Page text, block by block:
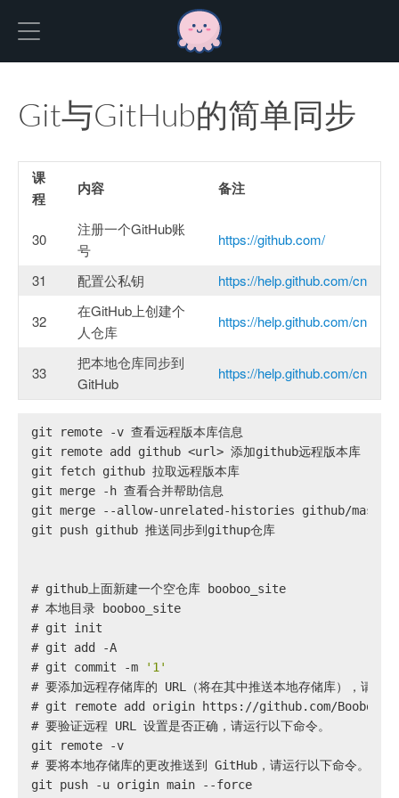
Git与GitHub的简单同步
课
程
内容 备注
30
注册一个GitHub账
号
https://github.com/
31 配置公私钥 https://help.github.com/cn
32
在GitHub上创建个
人仓库
https://help.github.com/cn
33
把本地仓库同步到
GitHub
https://help.github.com/cn
git remote -v 查看远程版本库信息
git remote add github <url> 添加github远程版本库
git fetch github 拉取远程版本库
git merge -h 查看合并帮助信息
git merge --allow-unrelated-histories github/master 合
git push github 推送同步到githup仓库
# github上面新建一个空仓库 booboo_site
# 本地目录 booboo_site
# git init
# git add -A
# git commit -m
'1'
# 要添加远程存储库的 URL（将在其中推送本地存储库），请
# git remote add origin https://github.com/
# 要验证远程 URL 设置是否正确，请运行以下命令。
git remote -v
# 要将本地存储库的更改推送到 GitHub，请运行以下命令。
git push -u origin main --force